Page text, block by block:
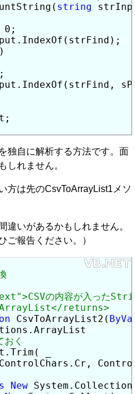
string
0;
独自に解析する方法です。面
しれません。
方は先のCsvToArrayList1メソ
違いがあるかもしれません。
ご報告ください。）
CsvToArrayList2(
_
New